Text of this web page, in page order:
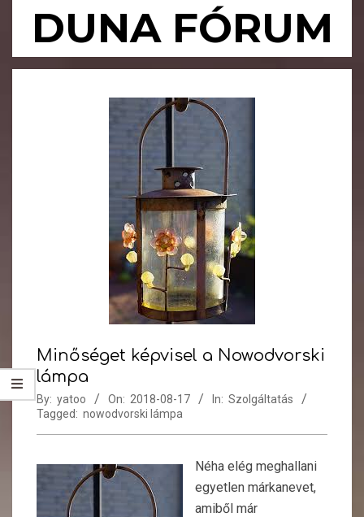
DUNA FÓRUM
Primary
Minőséget képvisel a Nowodvorski
lámpa
By: yatoo On: 2018-08-17 In: Szolgáltatás
Tagged: nowodvorski lámpa
Néha elég meghallani
egyetlen márkanevet,
amiből már